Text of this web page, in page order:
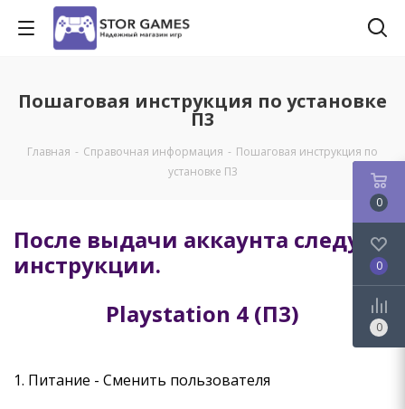
Пошаговая инструкция по установке
П3
Главная - Справочная информация - Пошаговая инструкция по
установке П3
После выдачи аккаунта следуем
инструкции.
Playstation 4 (П3)
1. Питание - Сменить пользователя
0
0
0